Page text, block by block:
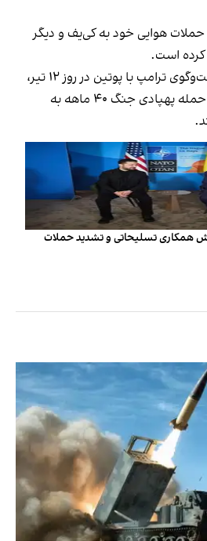
هوایی خود به کی‌یف و دیگر
کرده است.
تنها چند ساعت پس از گفت‌وگوی ترامپ با پوتین در روز ۱۲ تیر،
نیروهای روسیه بزرگ‌ترین حمله پهپادی جنگ ۴۰ ماهه به
همکاری تسلیحاتی و تشدید حملات